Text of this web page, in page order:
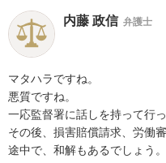
内藤 政信 弁護士
マタハラですね。
悪質ですね。
一応監督署に話しを持って行
その後、損害賠償請求、労働
途中で、和解もあるでしょう。